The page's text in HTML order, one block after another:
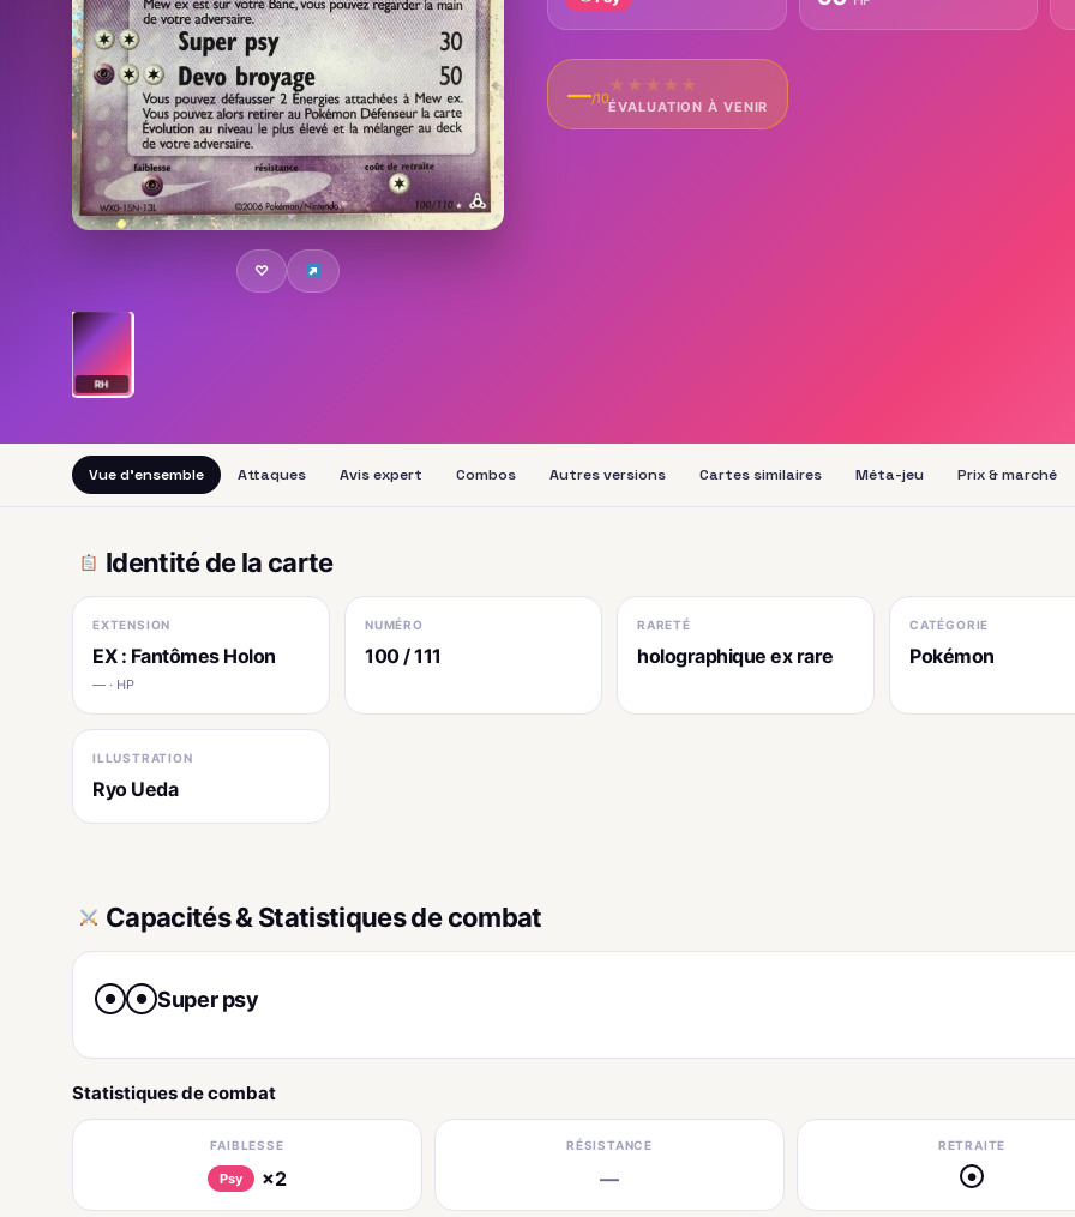
♡
RH
—/10
★ ★ ★ ★ ★
ÉVALUATION À VENIR
Vue d'ensemble Attaques Avis expert Combos Autres versions Cartes similaires Méta-jeu Prix & marché
Identité de la carte
EXTENSION
EX : Fantômes Holon
— · HP
NUMÉRO
100 / 111
RARETÉ
holographique ex rare
CATÉGORIE
Pokémon
ILLUSTRATION
Ryo Ueda
Capacités & Statistiques de combat
● ● Super psy
Statistiques de combat
FAIBLESSE
Psy ×2
RÉSISTANCE
—
RETRAITE
●